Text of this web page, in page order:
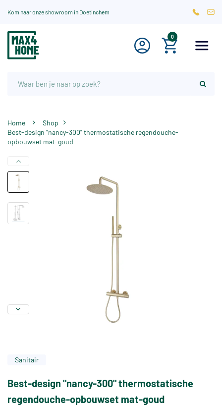
Kom naar onze showroom in Doetinchem
0
Home
Shop
Best-design "nancy-300" thermostatische regendouche-
opbouwset mat-goud
Sanitair
Best-design "nancy-300" thermostatische
regendouche-opbouwset mat-goud